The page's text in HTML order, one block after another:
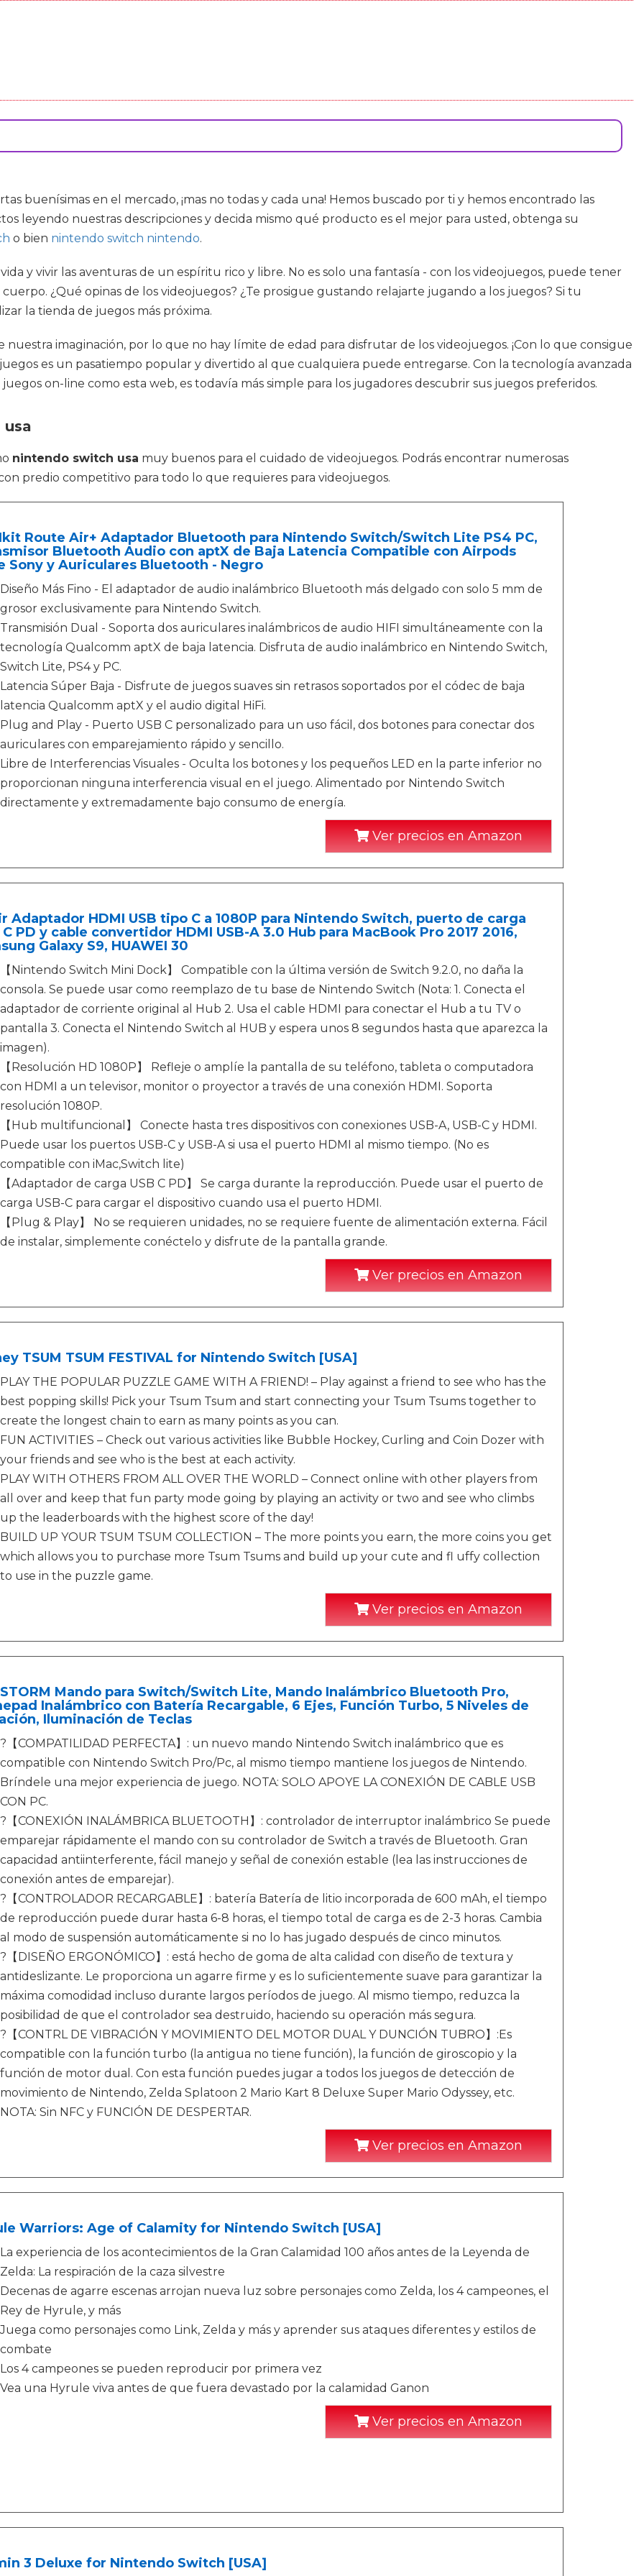
buenísimas en el mercado, ¡mas no todas y cada una! Hemos buscado por ti y hemos encontrado las
leyendo nuestras descripciones y decida mismo qué producto es el mejor para usted, obtenga su
o bien nintendo switch nintendo.
y vivir las aventuras de un espíritu rico y libre. No es solo una fantasía - con los videojuegos, puede tener
¿Qué opinas de los videojuegos? ¿Te prosigue gustando relajarte jugando a los juegos? Si tu
la tienda de juegos más próxima.
imaginación, por lo que no hay límite de edad para disfrutar de los videojuegos. ¡Con lo que consigue
es un pasatiempo popular y divertido al que cualquiera puede entregarse. Con la tecnología avanzada
on-line como esta web, es todavía más simple para los jugadores descubrir sus juegos preferidos.
nintendo switch usa muy buenos para el cuidado de videojuegos. Podrás encontrar numerosas
predio competitivo para todo lo que requieres para videojuegos.
Route Air+ Adaptador Bluetooth para Nintendo Switch/Switch Lite PS4 PC,
Bluetooth Audio con aptX de Baja Latencia Compatible con Airpods
Sony y Auriculares Bluetooth - Negro
Diseño Más Fino - El adaptador de audio inalámbrico Bluetooth más delgado con solo 5 mm de
grosor exclusivamente para Nintendo Switch.
Transmisión Dual - Soporta dos auriculares inalámbricos de audio HIFI simultáneamente con la
tecnología Qualcomm aptX de baja latencia. Disfruta de audio inalámbrico en Nintendo Switch,
Switch Lite, PS4 y PC.
Latencia Súper Baja - Disfrute de juegos suaves sin retrasos soportados por el códec de baja
latencia Qualcomm aptX y el audio digital HiFi.
Plug and Play - Puerto USB C personalizado para un uso fácil, dos botones para conectar dos
auriculares con emparejamiento rápido y sencillo.
Libre de Interferencias Visuales - Oculta los botones y los pequeños LED en la parte inferior no
proporcionan ninguna interferencia visual en el juego. Alimentado por Nintendo Switch
directamente y extremadamente bajo consumo de energía.
Ver precios en Amazon
Adaptador HDMI USB tipo C a 1080P para Nintendo Switch, puerto de carga
C PD y cable convertidor HDMI USB-A 3.0 Hub para MacBook Pro 2017 2016,
Galaxy S9, HUAWEI 30
【Nintendo Switch Mini Dock】 Compatible con la última versión de Switch 9.2.0, no daña la
consola. Se puede usar como reemplazo de tu base de Nintendo Switch (Nota: 1. Conecta el
adaptador de corriente original al Hub 2. Usa el cable HDMI para conectar el Hub a tu TV o
pantalla 3. Conecta el Nintendo Switch al HUB y espera unos 8 segundos hasta que aparezca la
imagen).
【Resolución HD 1080P】 Refleje o amplíe la pantalla de su teléfono, tableta o computadora
con HDMI a un televisor, monitor o proyector a través de una conexión HDMI. Soporta
resolución 1080P.
【Hub multifuncional】 Conecte hasta tres dispositivos con conexiones USB-A, USB-C y HDMI.
Puede usar los puertos USB-C y USB-A si usa el puerto HDMI al mismo tiempo. (No es
compatible con iMac,Switch lite)
【Adaptador de carga USB C PD】 Se carga durante la reproducción. Puede usar el puerto de
carga USB-C para cargar el dispositivo cuando usa el puerto HDMI.
【Plug & Play】 No se requieren unidades, no se requiere fuente de alimentación externa. Fácil
de instalar, simplemente conéctelo y disfrute de la pantalla grande.
Ver precios en Amazon
TSUM TSUM FESTIVAL for Nintendo Switch [USA]
PLAY THE POPULAR PUZZLE GAME WITH A FRIEND! – Play against a friend to see who has the
best popping skills! Pick your Tsum Tsum and start connecting your Tsum Tsums together to
create the longest chain to earn as many points as you can.
FUN ACTIVITIES – Check out various activities like Bubble Hockey, Curling and Coin Dozer with
your friends and see who is the best at each activity.
PLAY WITH OTHERS FROM ALL OVER THE WORLD – Connect online with other players from
all over and keep that fun party mode going by playing an activity or two and see who climbs
up the leaderboards with the highest score of the day!
BUILD UP YOUR TSUM TSUM COLLECTION – The more points you earn, the more coins you get
which allows you to purchase more Tsum Tsums and build up your cute and fl uffy collection
to use in the puzzle game.
Ver precios en Amazon
Mando para Switch/Switch Lite, Mando Inalámbrico Bluetooth Pro,
Inalámbrico con Batería Recargable, 6 Ejes, Función Turbo, 5 Niveles de
Iluminación de Teclas
?【COMPATILIDAD PERFECTA】: un nuevo mando Nintendo Switch inalámbrico que es
compatible con Nintendo Switch Pro/Pc, al mismo tiempo mantiene los juegos de Nintendo.
Bríndele una mejor experiencia de juego. NOTA: SOLO APOYE LA CONEXIÓN DE CABLE USB
CON PC.
?【CONEXIÓN INALÁMBRICA BLUETOOTH】: controlador de interruptor inalámbrico Se puede
emparejar rápidamente el mando con su controlador de Switch a través de Bluetooth. Gran
capacidad antiinterferente, fácil manejo y señal de conexión estable (lea las instrucciones de
conexión antes de emparejar).
?【CONTROLADOR RECARGABLE】: batería Batería de litio incorporada de 600 mAh, el tiempo
de reproducción puede durar hasta 6-8 horas, el tiempo total de carga es de 2-3 horas. Cambia
al modo de suspensión automáticamente si no lo has jugado después de cinco minutos.
?【DISEÑO ERGONÓMICO】: está hecho de goma de alta calidad con diseño de textura y
antideslizante. Le proporciona un agarre firme y es lo suficientemente suave para garantizar la
máxima comodidad incluso durante largos períodos de juego. Al mismo tiempo, reduzca la
posibilidad de que el controlador sea destruido, haciendo su operación más segura.
?【CONTRL DE VIBRACIÓN Y MOVIMIENTO DEL MOTOR DUAL Y DUNCIÓN TUBRO】:Es
compatible con la función turbo (la antigua no tiene función), la función de giroscopio y la
función de motor dual. Con esta función puedes jugar a todos los juegos de detección de
movimiento de Nintendo, Zelda Splatoon 2 Mario Kart 8 Deluxe Super Mario Odyssey, etc.
NOTA: Sin NFC y FUNCIÓN DE DESPERTAR.
Ver precios en Amazon
Warriors: Age of Calamity for Nintendo Switch [USA]
La experiencia de los acontecimientos de la Gran Calamidad 100 años antes de la Leyenda de
Zelda: La respiración de la caza silvestre
Decenas de agarre escenas arrojan nueva luz sobre personajes como Zelda, los 4 campeones, el
Rey de Hyrule, y más
Juega como personajes como Link, Zelda y más y aprender sus ataques diferentes y estilos de
combate
Los 4 campeones se pueden reproducir por primera vez
Vea una Hyrule viva antes de que fuera devastado por la calamidad Ganon
Ver precios en Amazon
3 Deluxe for Nintendo Switch [USA]